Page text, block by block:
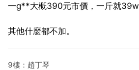
一g**大概390元市價，一斤就39w
其他什麼都不加。
9樓：趙丁琴